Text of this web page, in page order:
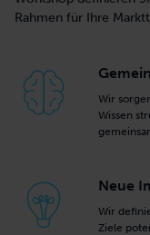
Rahmen für Ihre
Wir
Wissen
Neue
Wir
Ziele